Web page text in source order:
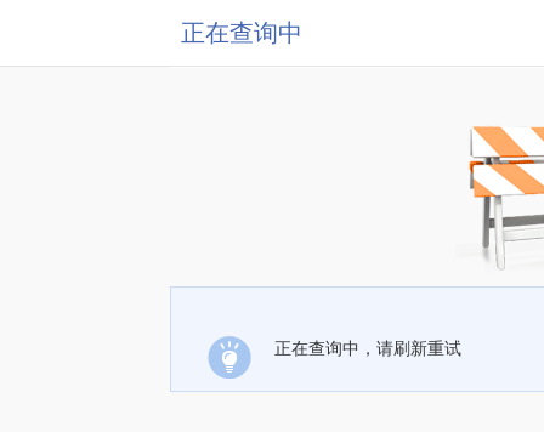
正在查询中
正在查询中，请刷新重试